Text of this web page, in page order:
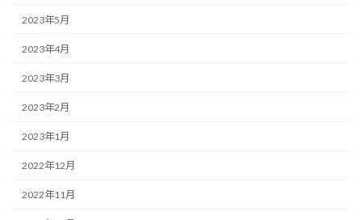
2023年5月
2023年4月
2023年3月
2023年2月
2023年1月
2022年12月
2022年11月